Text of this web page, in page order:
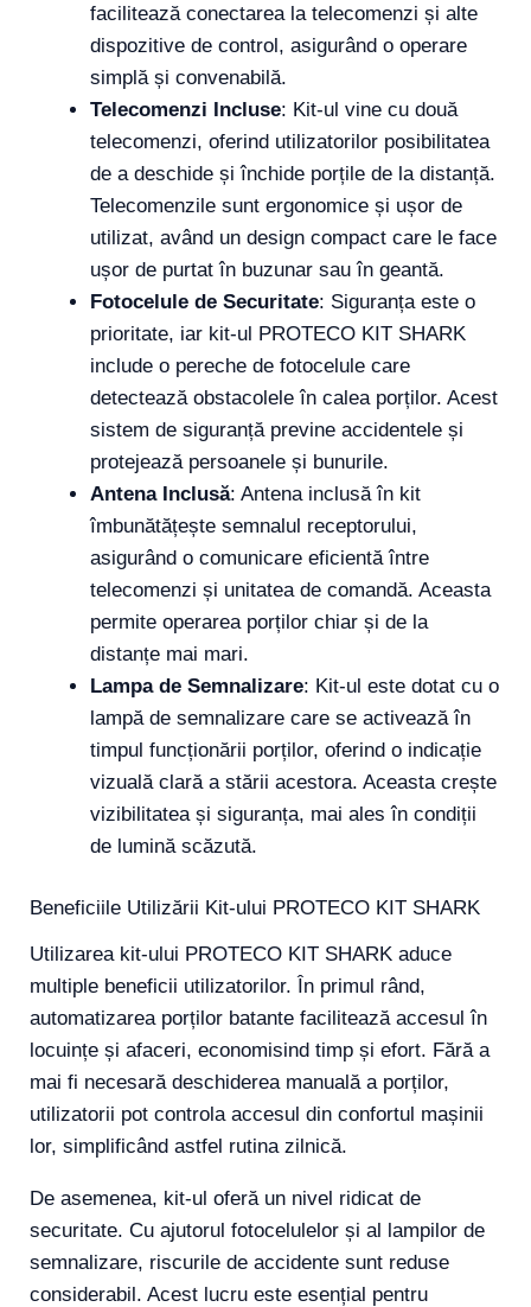
facilitează conectarea la telecomenzi și alte
dispozitive de control, asigurând o operare
simplă și convenabilă.
Telecomenzi Incluse: Kit-ul vine cu două
telecomenzi, oferind utilizatorilor posibilitatea
de a deschide și închide porțile de la distanță.
Telecomenzile sunt ergonomice și ușor de
utilizat, având un design compact care le face
ușor de purtat în buzunar sau în geantă.
Fotocelule de Securitate: Siguranța este o
prioritate, iar kit-ul PROTECO KIT SHARK
include o pereche de fotocelule care
detectează obstacolele în calea porților. Acest
sistem de siguranță previne accidentele și
protejează persoanele și bunurile.
Antena Inclusă: Antena inclusă în kit
îmbunătățește semnalul receptorului,
asigurând o comunicare eficientă între
telecomenzi și unitatea de comandă. Aceasta
permite operarea porților chiar și de la
distanțe mai mari.
Lampa de Semnalizare: Kit-ul este dotat cu o
lampă de semnalizare care se activează în
timpul funcționării porților, oferind o indicație
vizuală clară a stării acestora. Aceasta crește
vizibilitatea și siguranța, mai ales în condiții
de lumină scăzută.
Beneficiile Utilizării Kit-ului PROTECO KIT SHARK
Utilizarea kit-ului PROTECO KIT SHARK aduce
multiple beneficii utilizatorilor. În primul rând,
automatizarea porților batante facilitează accesul în
locuințe și afaceri, economisind timp și efort. Fără a
mai fi necesară deschiderea manuală a porților,
utilizatorii pot controla accesul din confortul mașinii
lor, simplificând astfel rutina zilnică.
De asemenea, kit-ul oferă un nivel ridicat de
securitate. Cu ajutorul fotocelulelor și al lampilor de
semnalizare, riscurile de accidente sunt reduse
considerabil. Acest lucru este esențial pentru